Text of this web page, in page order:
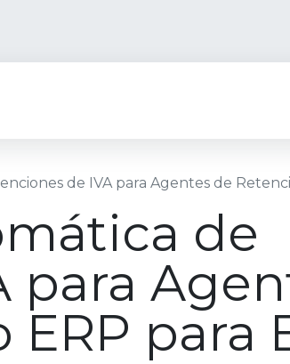
de IVA para Agentes de
de
para
para